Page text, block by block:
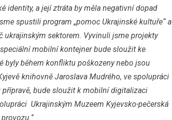
identity, a její ztráta by měla negativní dopad
spustili program „pomoc Ukrajinské kultuře“ a
ukrajinským sektorem. Vyvinuli jsme projekty
mobilní kontejner bude sloužit ke
byly během konfliktu poškozeny nebo jsou
knihovně Jaroslava Mudrého, ve spolupráci
bude sloužit k mobilní digitalizaci
Ukrajinským Muzeem Kyjevsko-pečerská
“